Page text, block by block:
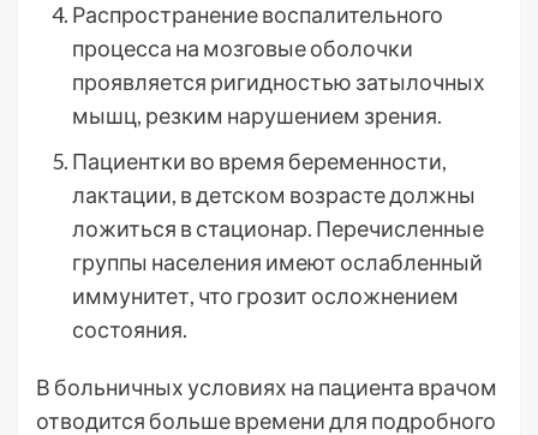
Распространение воспалительного
процесса на мозговые оболочки
проявляется ригидностью затылочных
мышц, резким нарушением зрения.
Пациентки во время беременности,
лактации, в детском возрасте должны
ложиться в стационар. Перечисленные
группы населения имеют ослабленный
иммунитет, что грозит осложнением
состояния.
В больничных условиях на пациента врачом
отводится больше времени для подробного